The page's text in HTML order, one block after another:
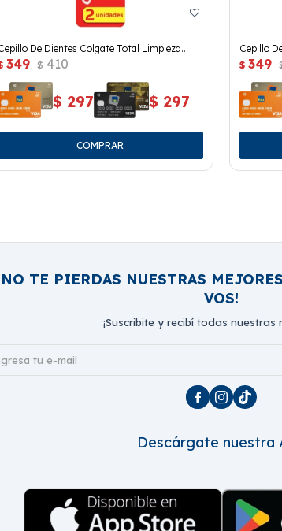
De Dientes Colgate Total Limpieza
2 Uds.
349 $ 410
$ 297 $ 297
Cepillo
$ 349
TE PIERDAS NUESTRAS
VOS!
¡Suscribite y recibí todas nuestras
  
Descárgate nuestra